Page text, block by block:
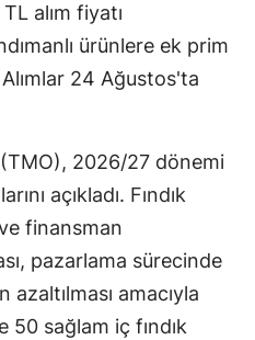
alım fiyatı
ürünlere ek prim
Alımlar 24 Ağustos'ta
2026/27 dönemi
açıkladı. Fındık
finansman
pazarlama sürecinde
amacıyla
sağlam iç fındık